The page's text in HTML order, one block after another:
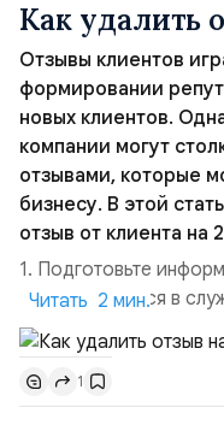
Как удалить
Отзывы клиентов
формировании
новых клиентов.
компании могут
отзывами, которые
бизнесу. В этой
отзыв от клиента на
1. Подготовьте
чем обращаться в
подготовьте
может включать
данные и другую
убедитесь, что вы
Читать 2 мин.
1